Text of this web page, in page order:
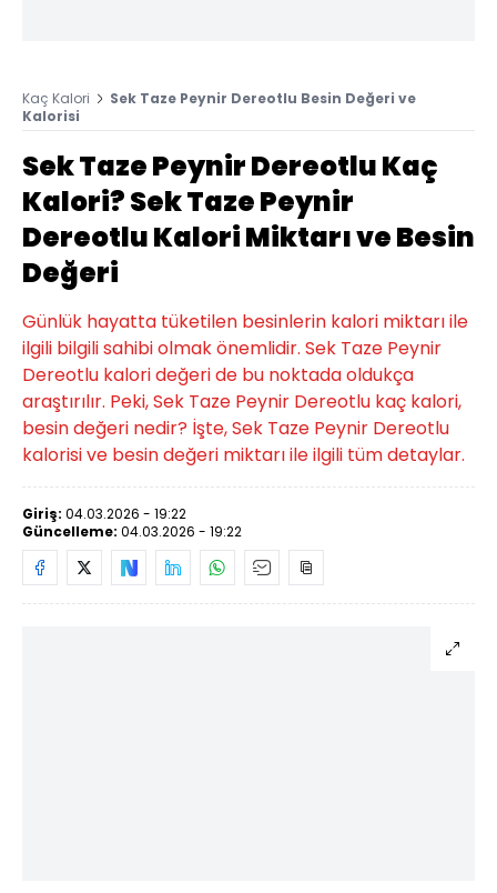
Kaç Kalori
Sek Taze Peynir Dereotlu Besin Değeri ve
Kalorisi
Sek Taze Peynir Dereotlu Kaç
Kalori? Sek Taze Peynir
Dereotlu Kalori Miktarı ve Besin
Değeri
Günlük hayatta tüketilen besinlerin kalori miktarı ile
ilgili bilgili sahibi olmak önemlidir. Sek Taze Peynir
Dereotlu kalori değeri de bu noktada oldukça
araştırılır. Peki, Sek Taze Peynir Dereotlu kaç kalori,
besin değeri nedir? İşte, Sek Taze Peynir Dereotlu
kalorisi ve besin değeri miktarı ile ilgili tüm detaylar.
Giriş: 04.03.2026 - 19:22
Güncelleme: 04.03.2026 - 19:22